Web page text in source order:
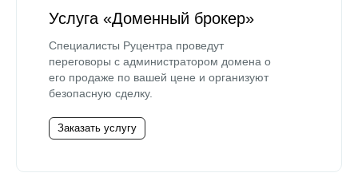
Услуга «Доменный брокер»
Специалисты Руцентра проведут
переговоры с администратором домена о
его продаже по вашей цене и организуют
безопасную сделку.
Заказать услугу